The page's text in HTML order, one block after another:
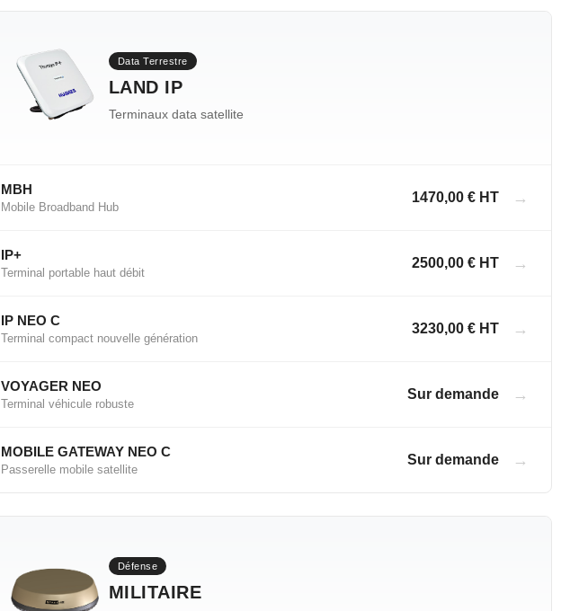
Data Terrestre
LAND IP
Terminaux data satellite
MBH
Mobile Broadband Hub
1470,00 € HT →
IP+
Terminal portable haut débit
2500,00 € HT →
IP NEO C
Terminal compact nouvelle génération
3230,00 € HT →
VOYAGER NEO
Terminal véhicule robuste
Sur demande →
MOBILE GATEWAY NEO C
Passerelle mobile satellite
Sur demande →
Défense
MILITAIRE